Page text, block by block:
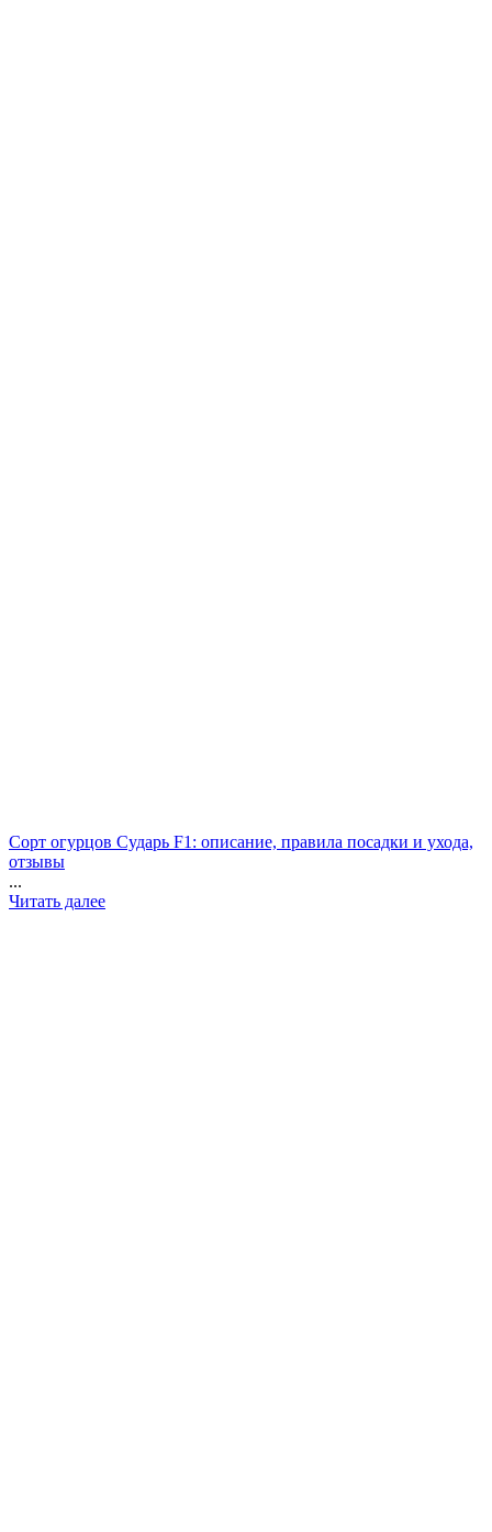
Сорт огурцов Сударь F1: описание, правила посадки и ухода,
отзывы
...
Читать далее